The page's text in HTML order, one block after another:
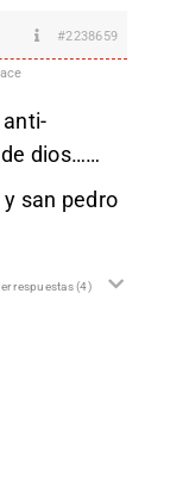
#2238659
dios……
san pedro
respuestas(4)